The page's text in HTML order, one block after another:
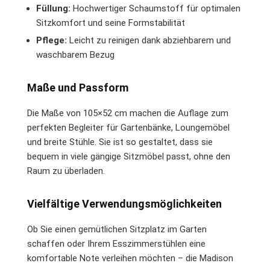
Füllung: Hochwertiger Schaumstoff für optimalen
Sitzkomfort und seine Formstabilität
Pflege: Leicht zu reinigen dank abziehbarem und
waschbarem Bezug
Maße und Passform
Die Maße von 105×52 cm machen die Auflage zum
perfekten Begleiter für Gartenbänke, Loungemöbel
und breite Stühle. Sie ist so gestaltet, dass sie
bequem in viele gängige Sitzmöbel passt, ohne den
Raum zu überladen.
Vielfältige Verwendungsmöglichkeiten
Ob Sie einen gemütlichen Sitzplatz im Garten
schaffen oder Ihrem Esszimmerstühlen eine
komfortable Note verleihen möchten – die Madison